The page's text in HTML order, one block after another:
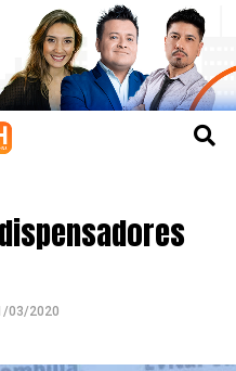
03/2020